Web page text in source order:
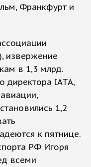
Франкфурт и
извержение
в 1,3 млрд.
директора IATA,
1,2
к пятнице.
РФ Игоря
всеми